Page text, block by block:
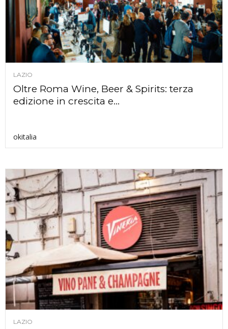
LAZIO
Oltre Roma Wine, Beer & Spirits: terza
edizione in crescita e...
okitalia
LAZIO